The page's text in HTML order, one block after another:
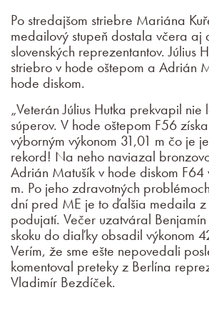
Po stredajšom striebre Mariána
medailový stupeň dostala včera aj
slovenských reprezentantov. Július
striebro v hode oštepom a Adrián
hode diskom.
„Veterán Július Hutka prekvapil
súperov. V hode oštepom F56
výborným výkonom 31,01 m čo je
rekord! Na neho naviazal
Adrián Matušík v hode diskom
m. Po jeho zdravotných
dní pred ME je to ďalšia medaila z
podujatí. Večer uzatváral
skoku do diaľky obsadil výkonom
Verím, že sme ešte nepovedali
komentoval preteky z Berlína
Vladimír Bezdíček.